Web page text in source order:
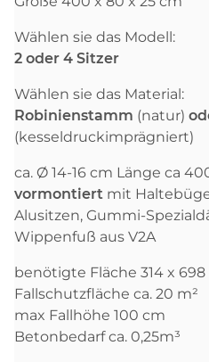
Wählen sie das Modell:
2 oder 4 Sitzer
Wählen sie das Material:
Robinienstamm (natur)
(kesseldruckimprägniert)
ca. Ø 14-16 cm Länge ca
vormontiert mit
Alusitzen, Gummi-
Wippenfuß aus V2A
benötigte Fläche 314 x 698
Fallschutzfläche ca. 20 m²
max Fallhöhe 100 cm
Betonbedarf ca. 0,25m³